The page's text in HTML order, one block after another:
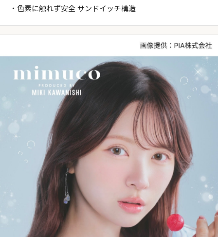
・色素に触れず安全 サンドイッチ構造